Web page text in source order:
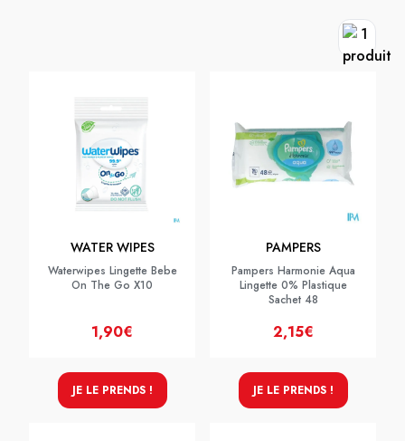
WATER WIPES
Waterwipes Lingette Bebe
On The Go X10
1,90€
JE LE PRENDS !
PAMPERS
Pampers Harmonie Aqua
Lingette 0% Plastique
Sachet 48
2,15€
JE LE PRENDS !